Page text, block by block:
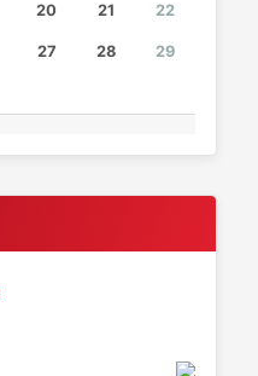
20 21 22
27 28 29